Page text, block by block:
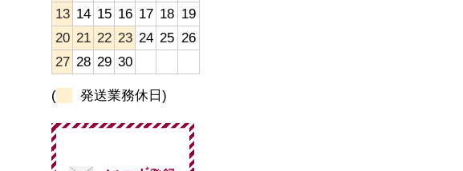
13 14 15 16 17 18 19
20 21 22 23 24 25 26
27 28 29 30
( 発送業務休日)